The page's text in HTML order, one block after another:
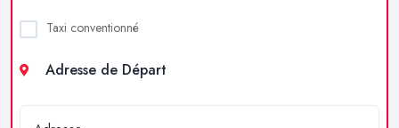
Taxi conventionné
Adresse de Départ